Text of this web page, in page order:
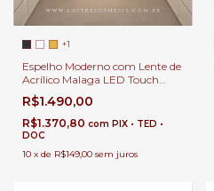
+1
Espelho Moderno com Lente de
Acrílico Malaga LED Touch
Para Banheiro, Penteadeira,
Salão de Beleza e Lojas
R$1.490,00
R$1.370,80 com PIX • TED •
DOC
10 x de R$149,00 sem juros